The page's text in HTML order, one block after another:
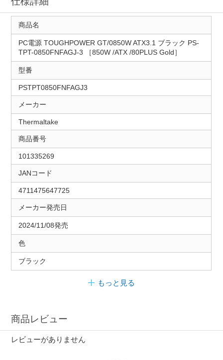
商品名
PC電源 TOUGHPOWER GT/0850W ATX3.1 ブラック PS-
TPT-0850FNFAGJ-3 ［850W /ATX /80PLUS Gold］
型番
PSTPT0850FNFAGJ3
メーカー
Thermaltake
商品番号
101335269
JANコード
4711475647725
メーカー発売日
2024/11/08発売
色
ブラック
もっと見る
商品レビュー
レビューがありません